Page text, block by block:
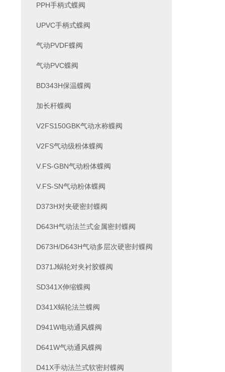
PPH手柄式蝶阀
UPVC手柄式蝶阀
气动PVDF蝶阀
气动PVC蝶阀
BD343H保温蝶阀
加长杆蝶阀
V2FS150GBK气动水称蝶阀
V2FS气动级粉体蝶阀
V.FS-GBN气动粉体蝶阀
V.FS-SN气动粉体蝶阀
D373H对夹硬密封蝶阀
D643H气动法兰式金属密封蝶阀
D673H/D643H气动多层次硬密封蝶阀
D371J蜗轮对夹衬胶蝶阀
SD341X伸缩蝶阀
D341X蜗轮法兰蝶阀
D941W电动通风蝶阀
D641W气动通风蝶阀
D41X手动法兰式软密封蝶阀